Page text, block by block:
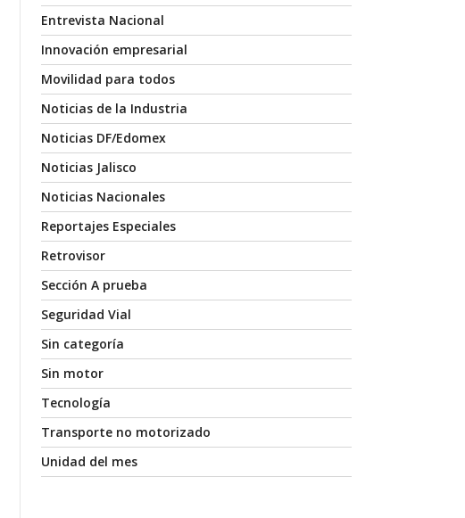
Entrevista Nacional
Innovación empresarial
Movilidad para todos
Noticias de la Industria
Noticias DF/Edomex
Noticias Jalisco
Noticias Nacionales
Reportajes Especiales
Retrovisor
Sección A prueba
Seguridad Vial
Sin categoría
Sin motor
Tecnología
Transporte no motorizado
Unidad del mes